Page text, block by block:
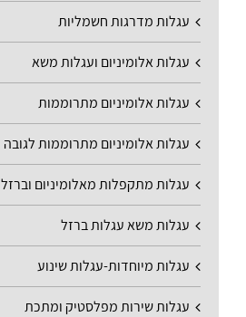
עגלות מדרגות חשמליות
עגלות אלומיניום ועגלות משא
עגלות אלומיניום מתרוממות
עגלות אלומיניום מתרוממות לגובה
עגלות מתקפלות מאלומיניום וברזל
עגלות משא עגלות ברזל
עגלות מיוחדות-עגלות שינוע
עגלות שירות מפלסטיק ומתכת